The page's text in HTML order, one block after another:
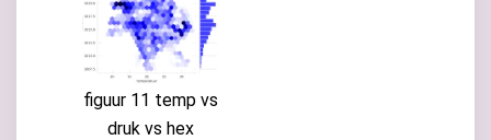
figuur 11 temp vs
druk vs hex